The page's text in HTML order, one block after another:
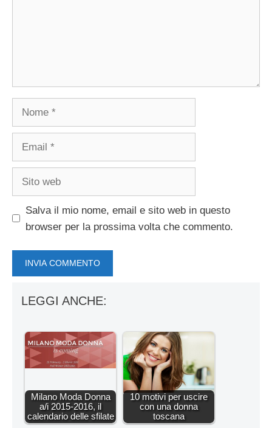
Salva il mio nome, email e sito web in questo
browser per la prossima volta che commento.
LEGGI ANCHE:
Milano Moda Donna
a/i 2015-2016, il
calendario delle sfilate
10 motivi per uscire
con una donna
toscana